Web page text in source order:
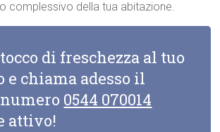
complessivo della tua abitazione.
di freschezza al tuo
e chiama adesso il
0544 070014
attivo!